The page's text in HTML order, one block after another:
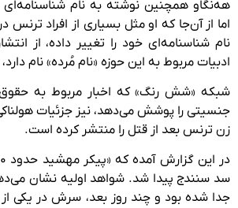
هه‌نگاو همچنین نوشته به نام شناسنامه‌ای
اما از آن‌جا که او مثل بسیاری از افراد ترنس
نام شناسنامه‌ای خود را تغییر داده، از
ادبیات مربوط به این حوزه «نام مُرده» نام
شبکه «شش رنگ» که اخبار مربوط به
جنسیتی را پوشش می‌دهد، نیز جزئیات
زن ترنس بعد از قتل را منتشر کرده است.
سد سنندج پیدا شد. شواهد اولیه نشان
جدا شده بود و چند روز بعد، سرش در یکی از